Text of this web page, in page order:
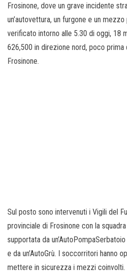
Frosinone, dove un grave incidente
un’autovettura, un furgone e un
verificato intorno alle 5.30 di oggi, 18
626,500 in direzione nord, poco
Frosinone.
Sul posto sono intervenuti i Vigili del
provinciale di Frosinone con la
supportata da
e da un’AutoGrù. I soccorritori hanno
mettere in sicurezza i mezzi coinvolti.